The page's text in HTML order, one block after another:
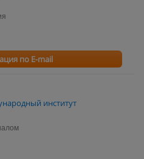
по E-mail
институт